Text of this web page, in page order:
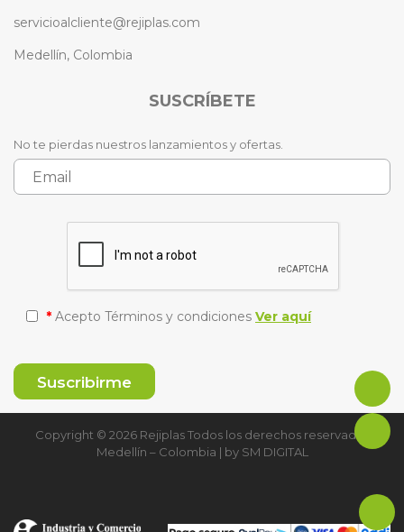
servicioalcliente@rejiplas.com
Medellín, Colombia
SUSCRÍBETE
No te pierdas nuestros lanzamientos y ofertas.
* Acepto Términos y condiciones Ver aquí
Copyright © 2026 Rejiplas Todos los derechos reservados
Medellín – Colombia | by SM DIGITAL